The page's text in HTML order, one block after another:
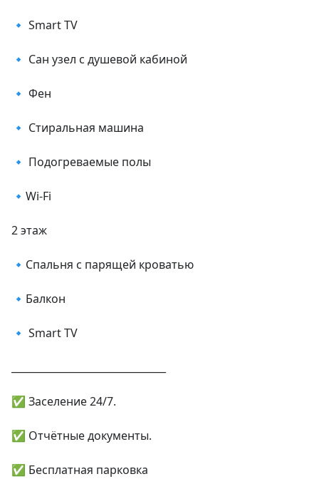
🔹 Smart TV
🔹 Сан узел с душевой кабиной
🔹 Фен
🔹 Стиральная машина
🔹 Подогреваемые полы
🔹Wi-Fi
2 этаж
🔹Спальня с парящей кроватью
🔹Балкон
🔹 Smart TV
✅ Заceлeние 24/7.
✅ Oтчётныe документы.
✅ Бесплатнaя паpковка